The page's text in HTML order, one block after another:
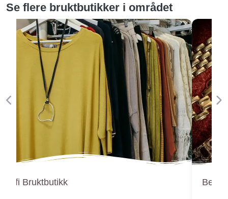
Se flere bruktbutikker i området
Berheim Antik
Forige